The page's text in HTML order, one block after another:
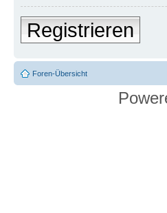
Registrieren
Foren-Übersicht